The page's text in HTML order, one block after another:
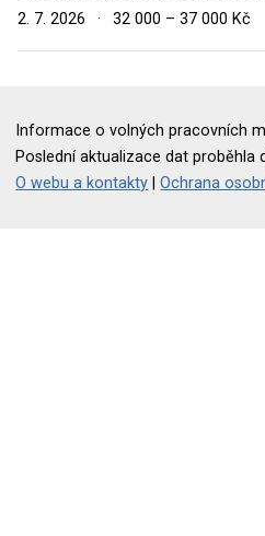
2. 7. 2026
· 32 000 – 37 000 Kč
Informace o volných pracovních
Poslední aktualizace dat proběhla
O webu a kontakty |Ochrana